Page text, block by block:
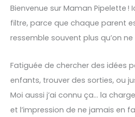
Bienvenue sur Maman Pipelette !
filtre, parce que chaque parent
ressemble souvent plus qu’on ne
Fatiguée de chercher des idées
enfants, trouver des sorties, ou
Moi aussi j’ai connu ça… la
et l’impression de ne jamais en